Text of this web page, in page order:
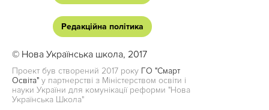
Редакційна політика
© Нова Українська школа, 2017
Проект був створений 2017 року ГО "Смарт
Освіта" у партнерстві з Міністерством освіти і
науки України для комунікації реформи "Нова
Українська Школа"